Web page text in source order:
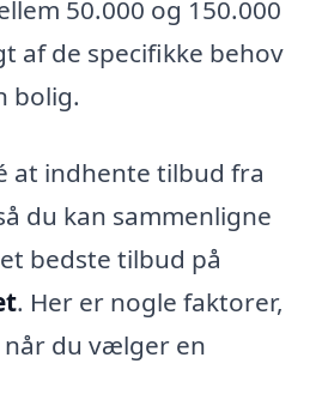
50.000 og 150.000
af de specifikke behov
bolig.
at indhente tilbud fra
du kan sammenligne
bedste tilbud på
. Her er nogle faktorer,
du vælger en